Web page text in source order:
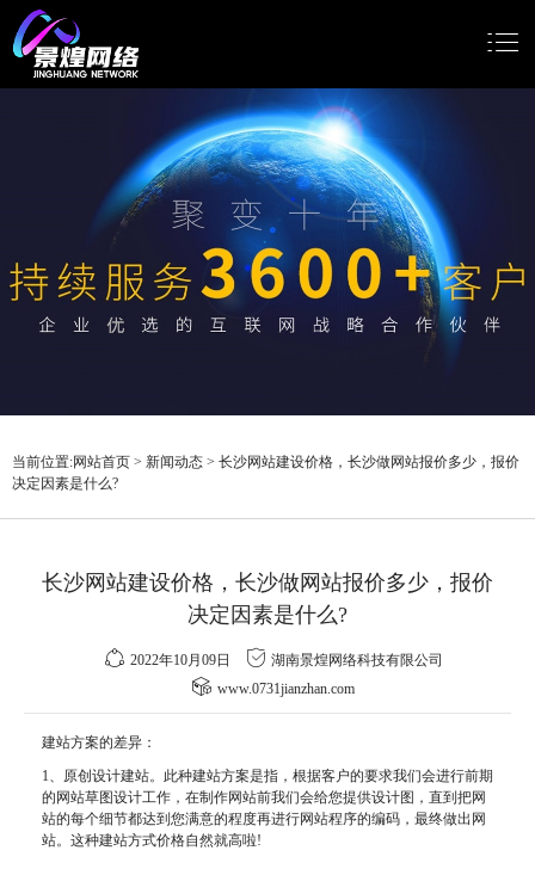
小程序开发
Google推广
关于我们
当前位置:网站首页 > 新闻动态 > 长沙网站建设价格，长沙做网站报价多少，报价
决定因素是什么?
长沙网站建设价格，长沙做网站报价多少，报价
决定因素是什么?
2022年10月09日
湖南景煌网络科技有限公司
www.0731jianzhan.com
建站方案的差异：
1、原创设计建站。此种建站方案是指，根据客户的要求我们会进行前期
的网站草图设计工作，在制作网站前我们会给您提供设计图，直到把网
站的每个细节都达到您满意的程度再进行网站程序的编码，最终做出网
站。这种建站方式价格自然就高啦!